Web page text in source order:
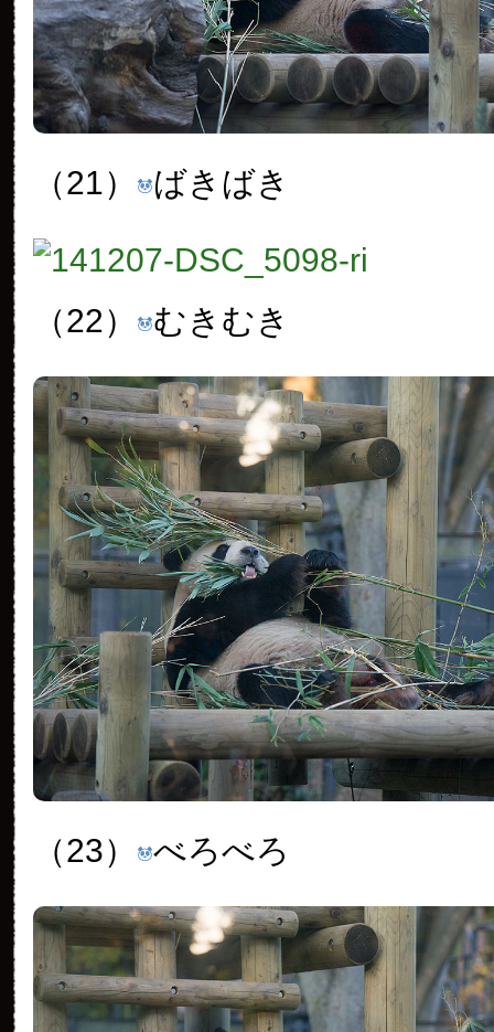
（21） ばきばき
（22） むきむき
（23） べろべろ